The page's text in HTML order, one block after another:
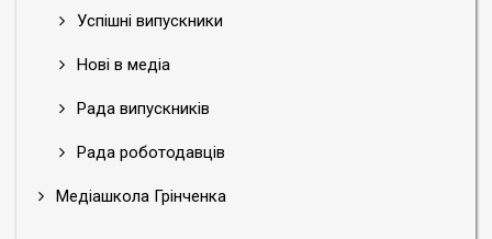
Успішні випускники
Нові в медіа
Рада випускників
Рада роботодавців
Медіашкола Грінченка